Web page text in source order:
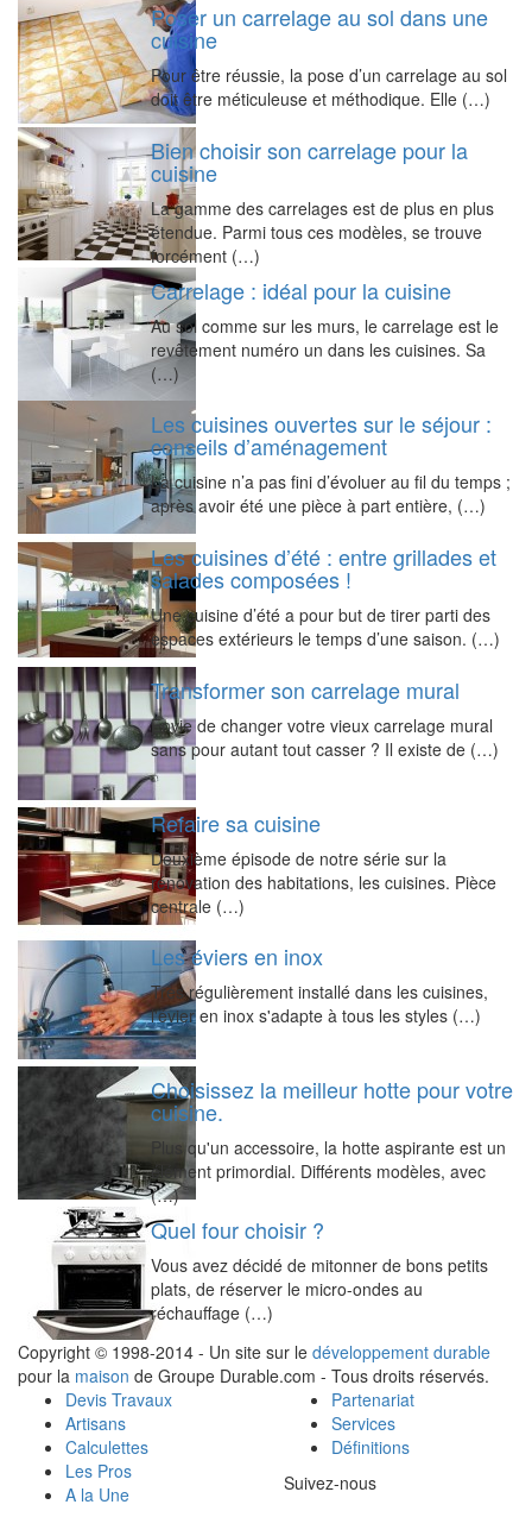
Poser un carrelage au sol dans une
cuisine
Pour être réussie, la pose d’un carrelage au sol
doit être méticuleuse et méthodique. Elle (…)
Bien choisir son carrelage pour la
cuisine
La gamme des carrelages est de plus en plus
étendue. Parmi tous ces modèles, se trouve
forcément (…)
Carrelage : idéal pour la cuisine
Au sol comme sur les murs, le carrelage est le
revêtement numéro un dans les cuisines. Sa
(…)
Les cuisines ouvertes sur le séjour :
conseils d’aménagement
La cuisine n’a pas fini d’évoluer au fil du temps ;
après avoir été une pièce à part entière, (…)
Les cuisines d’été : entre grillades et
salades composées !
Une cuisine d’été a pour but de tirer parti des
espaces extérieurs le temps d’une saison. (…)
Transformer son carrelage mural
Envie de changer votre vieux carrelage mural
sans pour autant tout casser ? Il existe de (…)
Refaire sa cuisine
Deuxième épisode de notre série sur la
rénovation des habitations, les cuisines. Pièce
centrale (…)
Les éviers en inox
Très régulièrement installé dans les cuisines,
l'évier en inox s'adapte à tous les styles (…)
Choisissez la meilleur hotte pour votre
cuisine.
Plus qu'un accessoire, la hotte aspirante est un
élément primordial. Différents modèles, avec
(…)
Quel four choisir ?
Vous avez décidé de mitonner de bons petits
plats, de réserver le micro-ondes au
réchauffage (…)
Copyright © 1998-2014 - Un site sur le développement durable
pour la maison de Groupe Durable.com - Tous droits réservés.
Devis Travaux
Artisans
Calculettes
Les Pros
A la Une
Partenariat
Services
Définitions
Suivez-nous